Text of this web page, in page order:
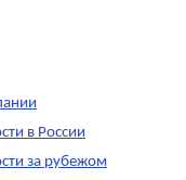
в России
за рубежом